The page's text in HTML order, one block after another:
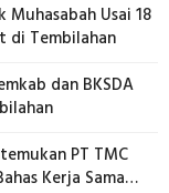
Usai 18
Serangan Monyet di Tembilahan
dan BKSDA
PT TMC
Kerja Sama